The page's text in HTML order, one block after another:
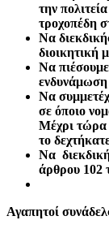
την
τροχοπέδη
Να
διοικητική
Να
ενδυνάμωση
Να
σε όποιο
Μέχρι τώρα
το
Να
άρθρου 102
Αγαπητοί